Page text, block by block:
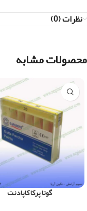
نظرات (0)
محصولات مشابه
گوتا پرکا کاپادنت